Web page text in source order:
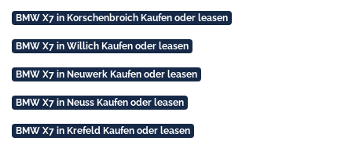
BMW X7 in Korschenbroich Kaufen oder leasen
BMW X7 in Willich Kaufen oder leasen
BMW X7 in Neuwerk Kaufen oder leasen
BMW X7 in Neuss Kaufen oder leasen
BMW X7 in Krefeld Kaufen oder leasen